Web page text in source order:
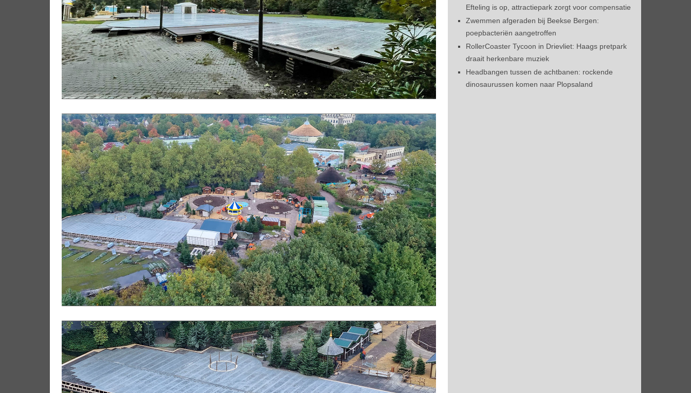
Efteling is op, attractiepark zorgt voor compensatie
Zwemmen afgeraden bij Beekse Bergen:
poepbacteriën aangetroffen
RollerCoaster Tycoon in Drievliet: Haags pretpark
draait herkenbare muziek
Headbangen tussen de achtbanen: rockende
dinosaurussen komen naar Plopsaland